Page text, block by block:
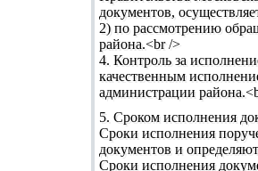
документов,
2) по рассмотрению
района.<br />
4. Контроль за
качественным
администрации
5. Сроком исполнения
Сроки исполнения
документов и
Сроки исполнения